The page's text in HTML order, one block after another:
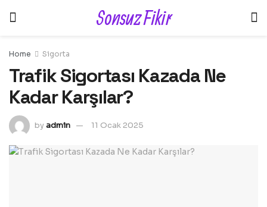
Sonsuz Fikir
Home Sigorta
Trafik Sigortası Kazada Ne
Kadar Karşılar?
byadmin 11 Ocak 2025